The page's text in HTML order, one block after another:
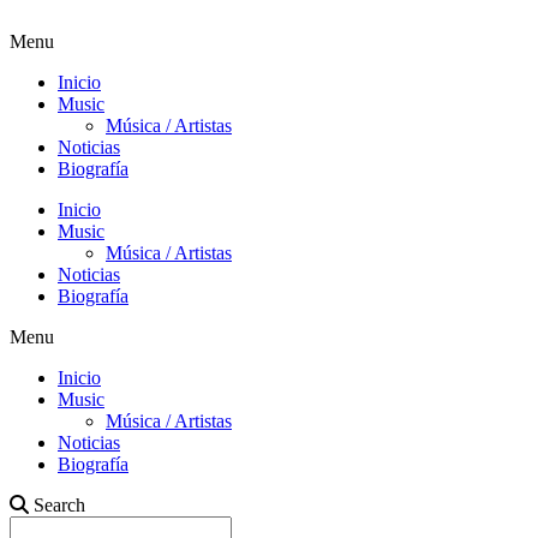
Menu
Inicio
Music
Música / Artistas
Noticias
Biografía
Inicio
Music
Música / Artistas
Noticias
Biografía
Menu
Inicio
Music
Música / Artistas
Noticias
Biografía
Search